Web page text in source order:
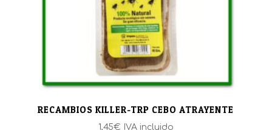
RECAMBIOS KILLER-TRP CEBO ATRAYENTE
1,45€ IVA incluido